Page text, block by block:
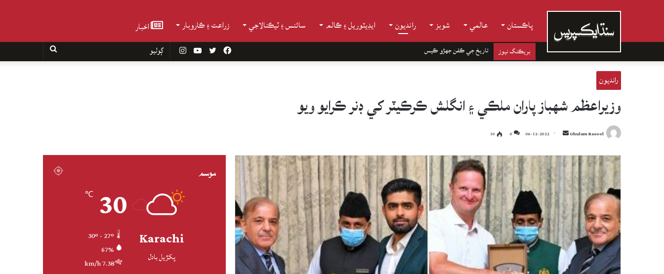
پاڪستان عالمي شوبز رانديون ايڊيٽوريل ۽ ڪالم سائنس ۽ ٽيڪنالاجي زراعت ۽ ڪاروبار اخبار
بريڪنگ نيوز تاريخ جي ڪفن جھڙو ڪيس InstagramYouTube Twitter
Facebook
رانديون
وزيراعظم شهباز پاران ملڪي ۽ انگلش ڪرڪيٽر کي ڊنر ڪرايو ويو
Ghulam Rasool
Send
email
06-12-2022
0
10
موسم
Karachi
پکڙيل بادل
30
℃
67%
7.38 km/h